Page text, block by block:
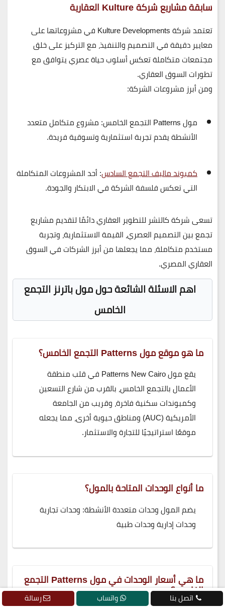
سابقة مشاريع شركة Kulture العقارية
تعتمد شركةKulture Developments في مشروعاتها على
معايير دقيقة في التصميم والتنفيذ، مع التركيز على خلق
مجتمعات متكاملة تعكس أسلوب حياة عصرييتوافق مع
تطورات السوق العقاري.
ومن أبرز مشروعات الشركة:
مول Patterns التجمع الخامس
: مشروع متكامل متعدد
الأنشطة يقدم تجربة استثمارية وتسوقية فريدة.
كمبوند ماليف التجمع السادس: أحد المشروعات المتكاملة
التي تعكس فلسفة الشركة في الابتكار والجودة.
تسعى شركةكالتشر للتطوير العقاريدائمًا لتقديم مشاريع
تجمع بينالتصميم العصري، القيمة الاستثمارية، وتجربة
مستخدم متكاملة، مما يجعلها من أبرز الشركات في السوق
العقاري المصري.
اهم الاسئلة الشائعة حولمول باترنز التجمع
الخامس
ما هو موقع مول Patterns التجمع الخامس؟
يقع مول Patterns New Cairo في قلب منطقة
الأعمال بالتجمع الخامس، بالقرب من شارع التسعين
وكمبوندات سكنية فاخرة، وقريب من الجامعة
الأمريكية (AUC) ومناطق حيوية أخرى، مما يجعله
موقعًا استراتيجيًا للتجارة والاستثمار.
ما أنواع الوحدات المتاحة بالمول؟
يضم المول وحدات متعددة الأنشطة: وحدات تجارية
وحدات إدارية وحدات طبية
ما هي أسعار الوحدات في مول Patterns التجمع
الخامس؟
اتصل بنا واتساب رسالة